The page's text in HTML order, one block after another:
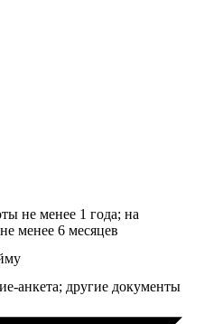
не менее 1 года; на
менее 6 месяцев
анкета; другие документы